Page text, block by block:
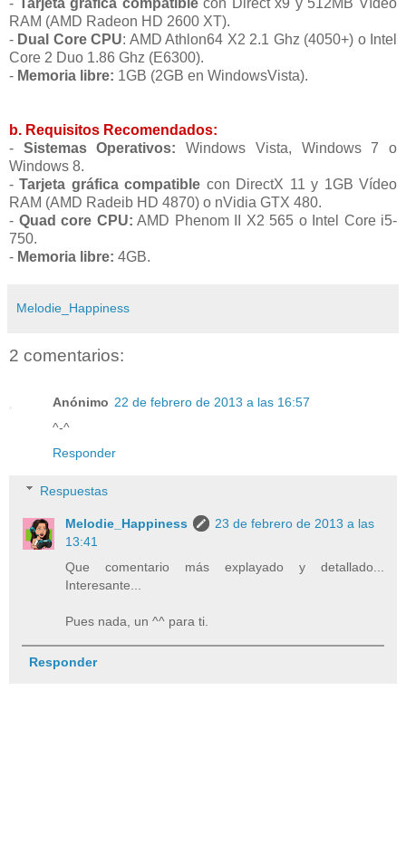
RAM (AMD Radeon HD 2600 XT).
- Dual Core CPU: AMD Athlon64 X2 2.1 Ghz (4050+) o Intel
Core 2 Duo 1.86 Ghz (E6300).
- Memoria libre: 1GB (2GB en WindowsVista).
b. Requisitos Recomendados:
- Sistemas Operativos: Windows Vista, Windows 7 o
Windows 8.
-Tarjeta gráfica compatible con DirectX 11 y 1GB Vídeo
RAM (AMD Radeib HD 4870) o nVidia GTX 480.
- Quad core CPU: AMD Phenom II X2 565 o Intel Core i5-
750.
- Memoria libre: 4GB.
Melodie_Happiness
2 comentarios:
Anónimo 22 de febrero de 2013 a las 16:57
^-^
Responder
Respuestas
Melodie_Happiness
23 de febrero de 2013 a las
13:41
Que comentario más explayado y detallado...
Interesante...
Pues nada, un ^^ para ti.
Responder